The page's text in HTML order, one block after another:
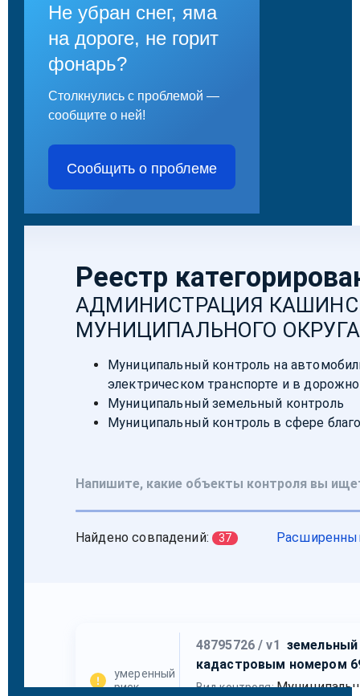
Не убран снег, яма
на дороге, не горит
фонарь?
Столкнулись с проблемой —
сообщите о ней!
Сообщить о проблеме